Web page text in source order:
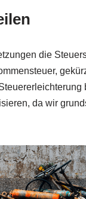
die
da wir